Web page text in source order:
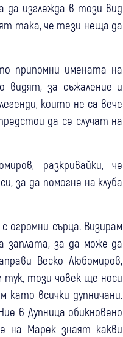
да изглежда в този вид
така, че тези неща да
припомни имената на
видят, за съжаление и
които не са вече
да се случат на
разкривайки, че
за да помогне на клуба
огромни сърца. Визирам
заплата, за да може да
Веско Любомиров,
тук, този човек ще носи
като всички дупничани.
в Дупница обикновено
на Марек знаят какви